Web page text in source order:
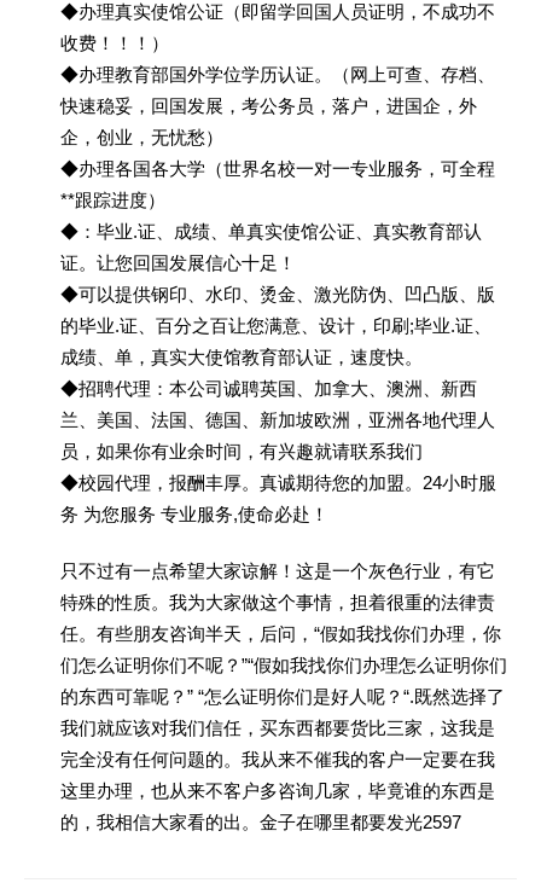
◆办理真实使馆公证（即留学回国人员证明，不成功不
收费！！！）
◆办理教育部国外学位学历认证。（网上可查、存档、
快速稳妥，回国发展，考公务员，落户，进国企，外
企，创业，无忧愁）
◆办理各国各大学（世界名校一对一专业服务，可全程
**跟踪进度）
◆：毕业.证、成绩、单真实使馆公证、真实教育部认
证。让您回国发展信心十足！
◆可以提供钢印、水印、烫金、激光防伪、凹凸版、版
的毕业.证、百分之百让您满意、设计，印刷;毕业.证、
成绩、单，真实大使馆教育部认证，速度快。
◆招聘代理：本公司诚聘英国、加拿大、澳洲、新西
兰、美国、法国、德国、新加坡欧洲，亚洲各地代理人
员，如果你有业余时间，有兴趣就请联系我们
◆校园代理，报酬丰厚。真诚期待您的加盟。24小时服
务 为您服务 专业服务,使命必赴！
只不过有一点希望大家谅解！这是一个灰色行业，有它
特殊的性质。我为大家做这个事情，担着很重的法律责
任。有些朋友咨询半天，后问，“假如我找你们办理，你
们怎么证明你们不呢？”“假如我找你们办理怎么证明你们
的东西可靠呢？” “怎么证明你们是好人呢？“.既然选择了
我们就应该对我们信任，买东西都要货比三家，这我是
完全没有任何问题的。我从来不催我的客户一定要在我
这里办理，也从来不客户多咨询几家，毕竟谁的东西是
的，我相信大家看的出。金子在哪里都要发光2597